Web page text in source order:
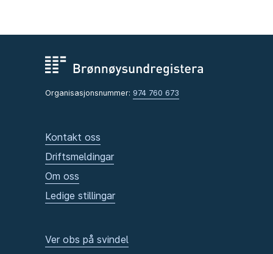
Organisasjonsnummer: 974 760 673
Kontakt oss
Driftsmeldingar
Om oss
Ledige stillingar
Ver obs på svindel